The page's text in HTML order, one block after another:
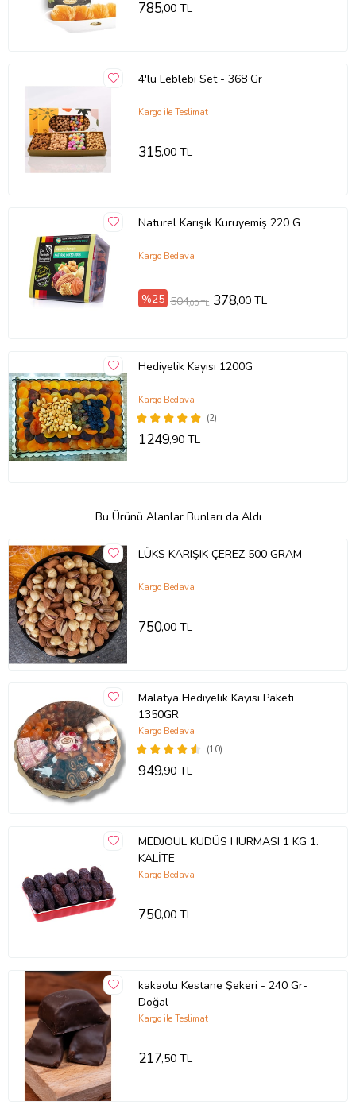
785,00 TL
4'lü Leblebi Set - 368 Gr
Kargo ile Teslimat
315,00 TL
Naturel Karışık Kuruyemiş 220 G
Kargo Bedava
%25 504,00 TL 378,00 TL
Hediyelik Kayısı 1200G
(2)
Kargo Bedava
1249,90 TL
Bu Ürünü Alanlar Bunları da Aldı
LÜKS KARIŞIK ÇEREZ 500 GRAM
Kargo Bedava
750,00 TL
Malatya Hediyelik Kayısı Paketi
1350GR
(10)
Kargo Bedava
949,90 TL
MEDJOUL KUDÜS HURMASI 1 KG 1.
KALİTE
Kargo Bedava
750,00 TL
kakaolu Kestane Şekeri - 240 Gr-
Doğal
Kargo ile Teslimat
217,50 TL